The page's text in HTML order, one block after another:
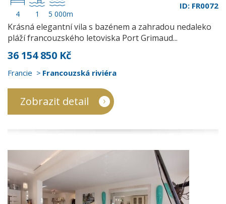
4 1 5 000m
ID: FR0072
Krásná elegantní vila s bazénem a zahradou nedaleko
pláží francouzského letoviska Port Grimaud...
36 154 850 Kč
Francie Francouzská riviéra
Zobrazit detail